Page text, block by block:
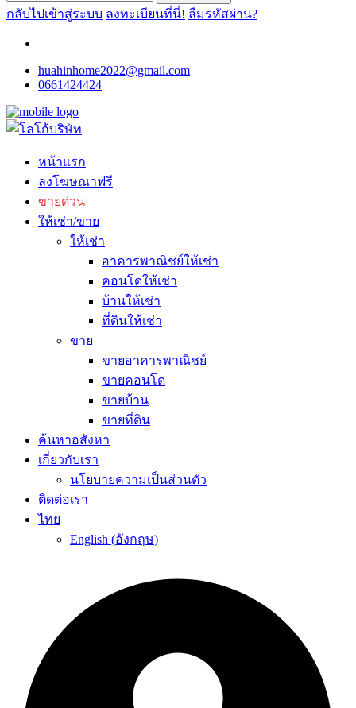
กลับไปเข้าสู่ระบบ ลงทะเบียนที่นี่! ลืมรหัสผ่าน?
huahinhome2022@gmail.com
0661424424
หน้าแรก
ลงโฆษณาฟรี
ขายด่วน
ให้เช่า/ขาย
ให้เช่า
อาคารพาณิชย์ให้เช่า
คอนโดให้เช่า
บ้านให้เช่า
ที่ดินให้เช่า
ขาย
ขายอาคารพาณิชย์
ขายคอนโด
ขายบ้าน
ขายที่ดิน
ค้นหาอสังหา
เกี่ยวกับเรา
นโยบายความเป็นส่วนตัว
ติดต่อเรา
ไทย
English (อังกฤษ)